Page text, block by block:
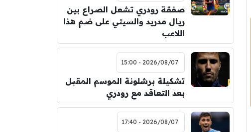
صفقة رودري تشعل الصراع بين
ريال مدريد والسيتي على ضم هذا
اللاعب
2026/08/07 - 15:00
تشكيلة برشلونة الموسم المقبل
بعد التعاقد مع رودري
2026/08/07 - 17:40